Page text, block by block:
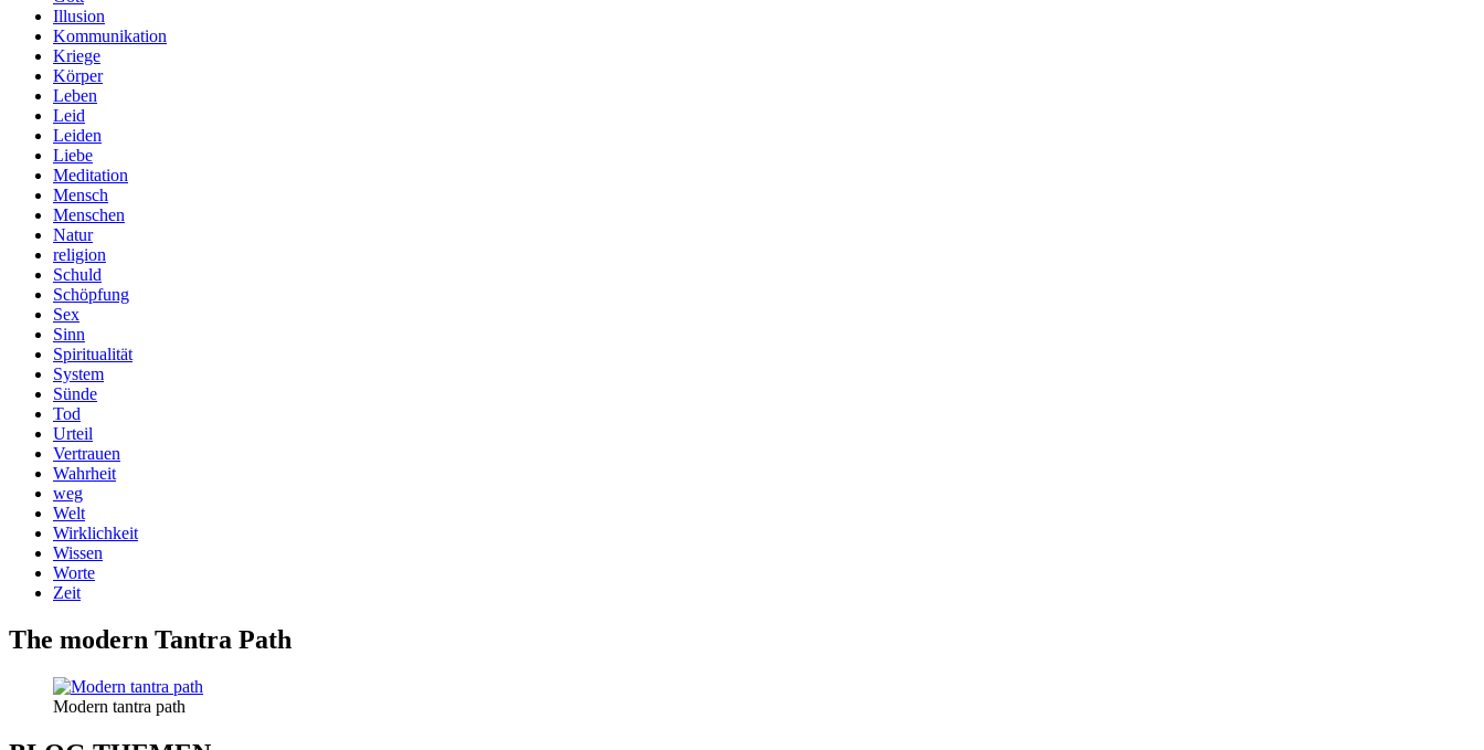
Illusion
Kommunikation
Kriege
Körper
Leben
Leid
Leiden
Liebe
Meditation
Mensch
Menschen
Natur
religion
Schuld
Schöpfung
Sex
Sinn
Spiritualität
System
Sünde
Tod
Urteil
Vertrauen
Wahrheit
weg
Welt
Wirklichkeit
Wissen
Worte
Zeit
The modern Tantra Path
Modern tantra path